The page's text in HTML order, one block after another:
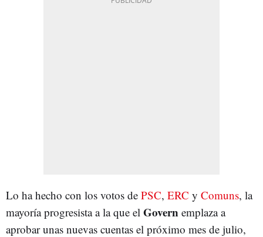
Lo ha hecho con los votos de PSC, ERC y Comuns, la
mayoría progresista a la que el Govern emplaza a
aprobar unas nuevas cuentas el próximo mes de julio,